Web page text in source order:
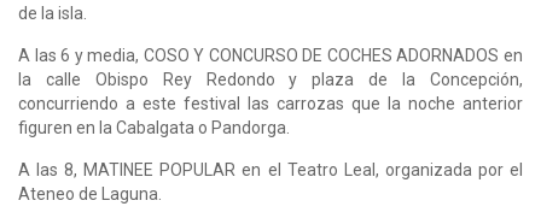
de la isla.
A las 6 y media, COSO Y CONCURSO DE COCHES ADORNADOS en
la calle Obispo Rey Redondo y plaza de la Concepción,
concurriendo a este festival las carrozas que la noche anterior
figuren en la Cabalgata o Pandorga.
A las 8, MATINEE POPULAR en el Teatro Leal, organizada por el
Ateneo de Laguna.